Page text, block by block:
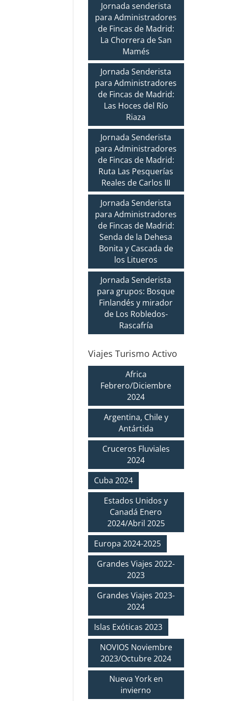
Jornada senderista
para Administradores
de Fincas de Madrid:
La Chorrera de San
Mamés
Jornada Senderista
para Administradores
de Fincas de Madrid:
Las Hoces del Río
Riaza
Jornada Senderista
para Administradores
de Fincas de Madrid:
Ruta Las Pesquerías
Reales de Carlos III
Jornada Senderista
para Administradores
de Fincas de Madrid:
Senda de la Dehesa
Bonita y Cascada de
los Litueros
Jornada Senderista
para grupos: Bosque
Finlandés y mirador
de Los Robledos-
Rascafría
Viajes Turismo Activo
Africa
Febrero/Diciembre
2024
Argentina, Chile y
Antártida
Cruceros Fluviales
2024
Cuba 2024
Estados Unidos y
Canadá Enero
2024/Abril 2025
Europa 2024-2025
Grandes Viajes 2022-
2023
Grandes Viajes 2023-
2024
Islas Exóticas 2023
NOVIOS Noviembre
2023/Octubre 2024
Nueva York en
invierno